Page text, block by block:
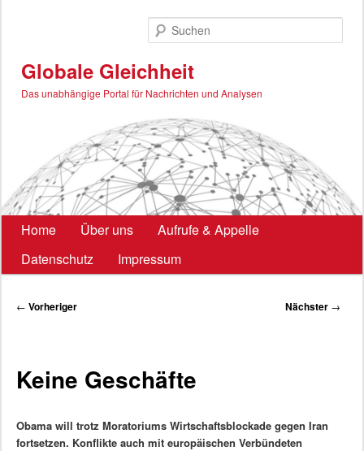
Globale Gleichheit
Das unabhängige Portal für Nachrichten und Analysen
Hauptmenü
Home Über uns
Aufrufe & Appelle
Datenschutz
Impressum
Beitragsnavigation
← Vorheriger Nächster →
Keine Geschäfte
Obama will trotz Moratoriums Wirtschaftsblockade gegen Iran
fortsetzen. Konflikte auch mit europäischen Verbündeten